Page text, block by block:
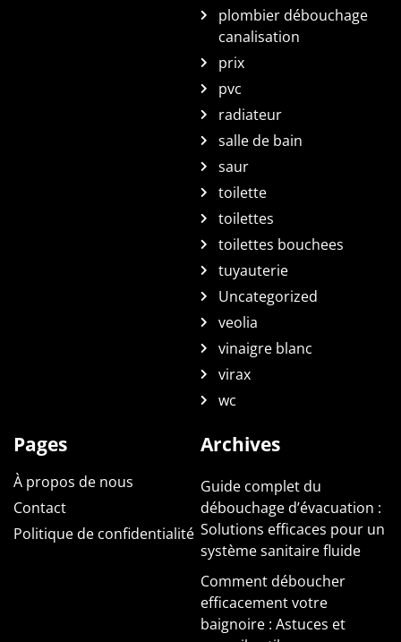
plombier débouchage
canalisation
prix
pvc
radiateur
salle de bain
saur
toilette
toilettes
toilettes bouchees
tuyauterie
Uncategorized
veolia
vinaigre blanc
virax
wc
Pages
À propos de nous
Contact
Politique de confidentialité
Archives
Guide complet du
débouchage d’évacuation :
Solutions efficaces pour un
système sanitaire fluide
Comment déboucher
efficacement votre
baignoire : Astuces et